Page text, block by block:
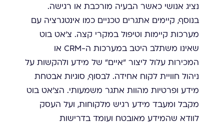
נציג אנושי כאשר הבעיה מורכבת או רגישה.
בנוסף, קיימים אתגרים טכניים כמו אינטגרציה עם
מערכות קיימות וטיפול במקרי קצה. צ'אט בוט
שאינו משתלב היטב במערכות ה-CRM או
המכירות עלול ליצור "איים" של מידע ולהקשות על
ניהול חוויית לקוח אחידה. לבסוף, סוגיות אבטחת
מידע ופרטיות מהוות אתגר משמעותי. הצ'אט בוט
מקבל ומעבד מידע רגיש מלקוחות, ועל העסק
לוודא שהמידע מאובטח ועומד בדרישות